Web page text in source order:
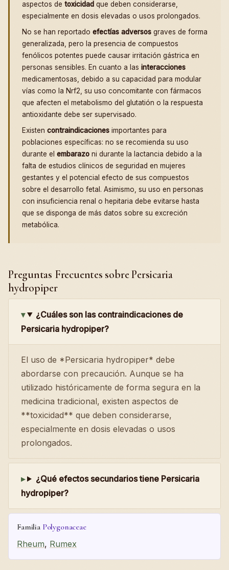
aspectos de toxicidad que deben considerarse,
especialmente en dosis elevadas o usos prolongados.
No se han reportado efectías adversos graves de forma
generalizada, pero la presencia de compuestos
fenólicos potentes puede causar irritación gástrica en
personas sensibles. En cuanto a las interacciones
medicamentosas, debido a su capacidad para modular
vías como la Nrf2, su uso concomitante con fármacos
que afecten el metabolismo del glutatión o la respuesta
antioxidante debe ser supervisado.
Existen contraindicaciones importantes para
poblaciones específicas: no se recomienda su uso
durante el embarazo ni durante la lactancia debido a la
falta de estudios clínicos de seguridad en mujeres
gestantes y el potencial efecto de sus compuestos
sobre el desarrollo fetal. Asimismo, su uso en personas
con insuficiencia renal o hepitaria debe evitarse hasta
que se disponga de más datos sobre su excreción
metabólica.
Preguntas Frecuentes sobre Persicaria
hydropiper
¿Cuáles son las contraindicaciones de
Persicaria hydropiper?
El uso de *Persicaria hydropiper* debe
abordarse con precaución. Aunque se ha
utilizado históricamente de forma segura en la
medicina tradicional, existen aspectos de
**toxicidad** que deben considerarse,
especialmente en dosis elevadas o usos
prolongados.
¿Qué efectos secundarios tiene Persicaria
hydropiper?
Familia Polygonaceae
Rheum, Rumex